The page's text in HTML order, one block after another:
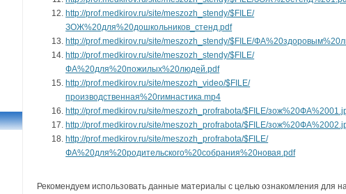
http://prof.medkirov.ru/site/meszozh_stendy/$FILE/
ЗОЖ%20для%20дошкольников_стенд.pdf
http://prof.medkirov.ru/site/meszozh_stendy/$FILE/
http://prof.medkirov.ru/site/meszozh_stendy/$FILE/
ФА%20для%20пожилых%20людей.pdf
http://prof.medkirov.ru/site/meszozh_video/$FILE/
производственная%20гимнастика.mp4
http://prof.medkirov.ru/site/meszozh_profrabota/$FILE/
http://prof.medkirov.ru/site/meszozh_profrabota/$FILE/
http://prof.medkirov.ru/site/meszozh_profrabota/$FILE/
ФА%20для%20родительского%20собрания%20новая.pdf
Рекомендуем использовать данные материалы с целью ознакомления для